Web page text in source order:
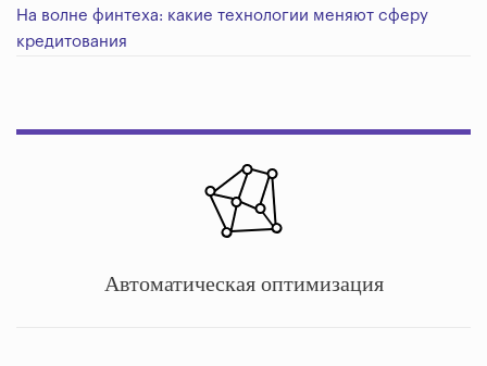
На волне финтеха: какие технологии меняют сферу
кредитования
Автоматическая оптимизация